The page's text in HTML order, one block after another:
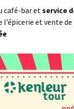
café-bar etservice
l’épicerie et vente de